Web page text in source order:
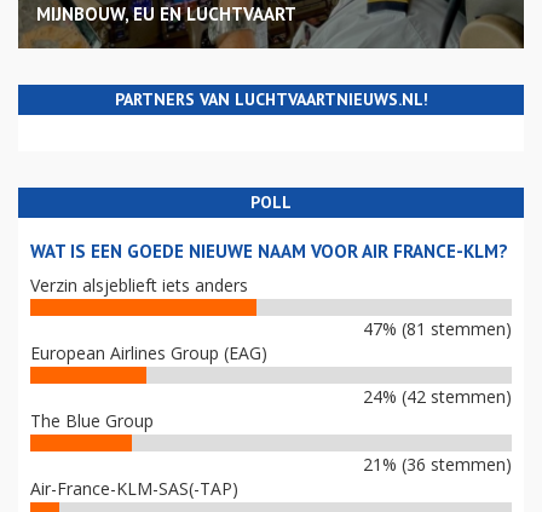
MIJNBOUW, EU EN LUCHTVAART
PARTNERS VAN LUCHTVAARTNIEUWS.NL!
POLL
WAT IS EEN GOEDE NIEUWE NAAM VOOR AIR FRANCE-KLM?
Verzin alsjeblieft iets anders
47% (81 stemmen)
European Airlines Group (EAG)
24% (42 stemmen)
The Blue Group
21% (36 stemmen)
Air-France-KLM-SAS(-TAP)